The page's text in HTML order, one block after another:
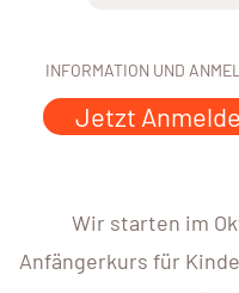
INFORMATION UND
Jetzt
Wir starten im
Anfängerkurs für